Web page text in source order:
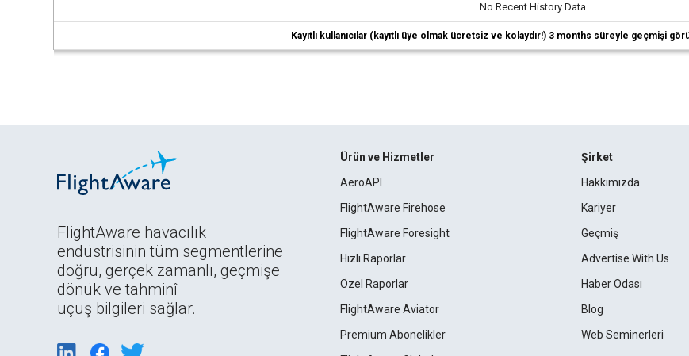
No Recent History Data
Kayıtlı kullanıcılar (kayıtlı üye olmak ücretsiz ve kolaydır!) 3 months süreyle geçmişi
FlightAware havacılık
endüstrisinin tüm segmentlerine
doğru, gerçek zamanlı, geçmişe
dönük ve tahminî
uçuş bilgileri sağlar.
Ürün ve Hizmetler
AeroAPI
FlightAware Firehose
FlightAware Foresight
Hızlı Raporlar
Özel Raporlar
FlightAware Aviator
Premium Abonelikler
Şirket
Hakkımızda
Kariyer
Geçmiş
Advertise With Us
Haber Odası
Blog
Web Seminerleri